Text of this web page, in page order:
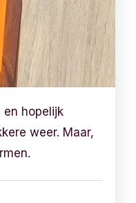
en hopelijk
weer. Maar,